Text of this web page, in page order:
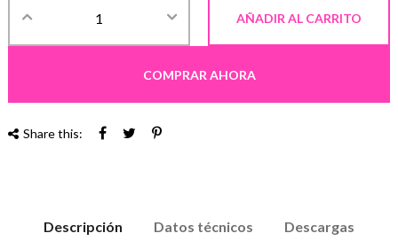
AÑADIR AL CARRITO
COMPRAR AHORA
Share this:
Descripción Datos técnicos Descargas